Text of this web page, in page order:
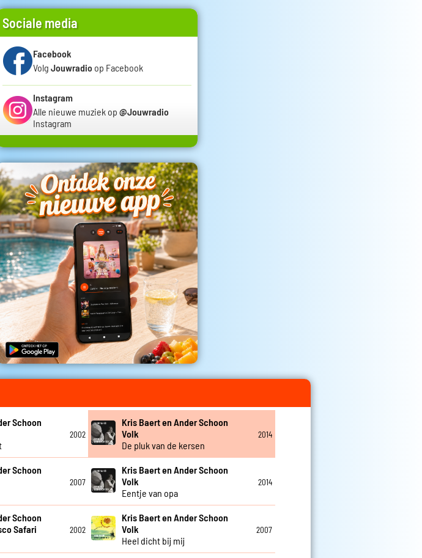
Sociale media
Facebook
Volg Jouwradio op Facebook
Instagram
Alle nieuwe muziek op @Jouwradio
Instagram
Schoon
2002
Kris Baert en Ander Schoon
Volk
De pluk van de kersen
2014
Schoon
2007
Kris Baert en Ander Schoon
Volk
Eentje van opa
2014
Schoon
Safari
2002
Kris Baert en Ander Schoon
Volk
Heel dicht bij mij
2007